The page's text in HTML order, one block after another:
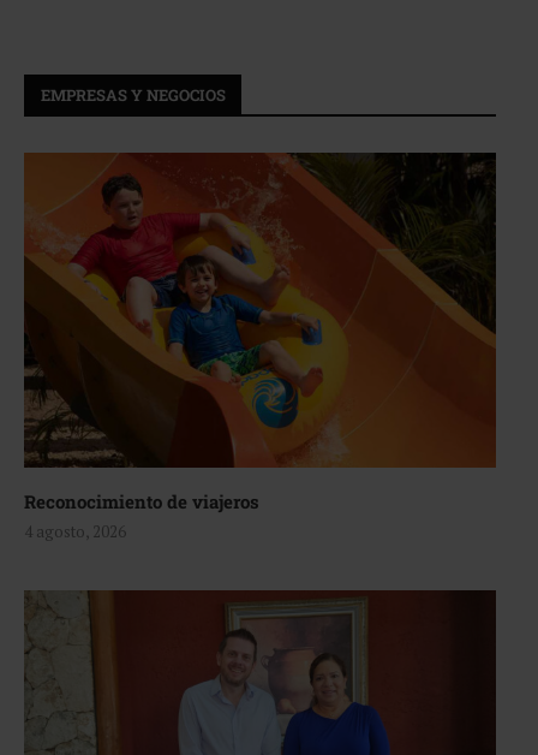
EMPRESAS Y NEGOCIOS
Reconocimiento de viajeros
4 agosto, 2026